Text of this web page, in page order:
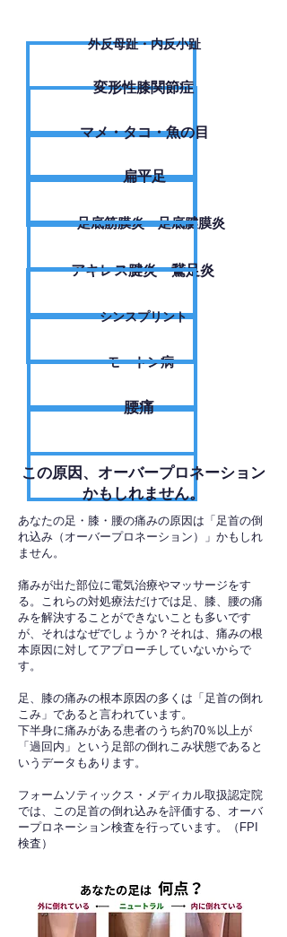
外反母趾・内反小趾
変形性膝関節症
​マメ・タコ・魚の目
扁平足
足底筋膜炎・足底腱膜炎
アキレス腱炎・鵞足炎
シンスプリント
モートン病
腰痛
​この原因、オーバープロネーション
かもしれません。
あなたの足・膝・腰の痛みの原因は「足首の倒
れ込み（オーバープロネーション）」かもしれ
ません。
痛みが出た部位に電気治療やマッサージをす
る。これらの対処療法だけでは足、膝、腰の痛
みを解決することができないことも多いです
が、それはなぜでしょうか？それは、痛みの根
本原因に対してアプローチしていないからで
す。
足、膝の痛みの根本原因の多くは「足首の倒れ
こみ」であると言われています。
下半身に痛みがある患者のうち約70％以上が
「過回内」という足部の倒れこみ状態であると
いうデータもあります。
フォームソティックス・メディカル取扱認定院
では、この足首の倒れ込みを評価する、オーバ
ープロネーション検査を行っています。（FPI
検査）​